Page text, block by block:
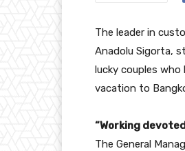
The leader in
Anadolu Sigorta,
lucky couples
vacation to
“Working
The General